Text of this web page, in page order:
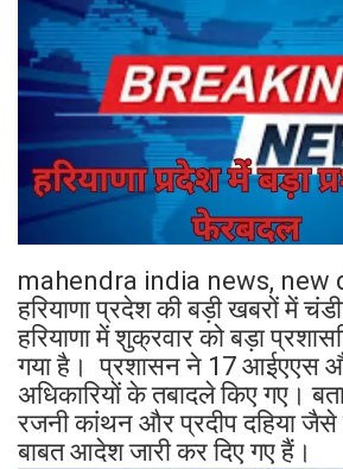
mahendra india news, new
हरियाणा प्रदेश की बड़ी खबरों में
हरियाणा में शुक्रवार को बड़ा
गया है। प्रशासन ने 17 आईएएस
अधिकारियों के तबादले किए गए।
रजनी कांथन और प्रदीप दहिया जैसे
बाबत आदेश जारी कर दिए गए हैं।